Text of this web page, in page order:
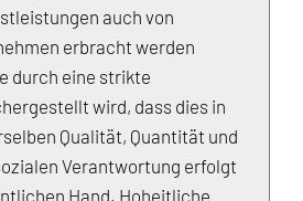
auch von
erbracht werden
durch eine strikte
wird, dass dies in
Qualität, Quantität und
Verantwortung erfolgt
Hand. Hoheitliche